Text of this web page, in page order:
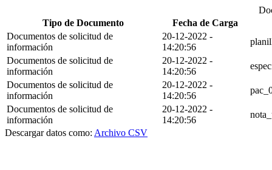
Tipo de Documento
Fecha de Carga
Documentos de solicitud de
información
20-12-2022 -
14:20:56
Documentos de solicitud de
información
20-12-2022 -
14:20:56
Documentos de solicitud de
información
20-12-2022 -
14:20:56
Documentos de solicitud de
información
20-12-2022 -
14:20:56
Descargar datos como: Archivo CSV